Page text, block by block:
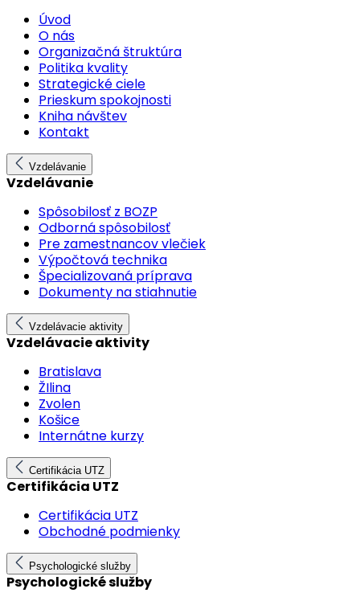
Úvod
O nás
Organizačná štruktúra
Politika kvality
Strategické ciele
Prieskum spokojnosti
Kniha návštev
Kontakt
Vzdelávanie
Vzdelávanie
Spôsobilosť z BOZP
Odborná spôsobilosť
Pre zamestnancov vlečiek
Výpočtová technika
Špecializovaná príprava
Dokumenty na stiahnutie
Vzdelávacie aktivity
Vzdelávacie aktivity
Bratislava
ŽIlina
Zvolen
Košice
Internátne kurzy
Certifikácia UTZ
Certifikácia UTZ
Certifikácia UTZ
Obchodné podmienky
Psychologické služby
Psychologické služby